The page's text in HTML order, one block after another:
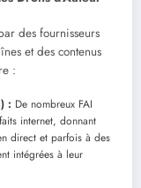
des fournisseurs
et des contenus
:
: De nombreux FAI
internet, donnant
direct et parfois à des
intégrées à leur